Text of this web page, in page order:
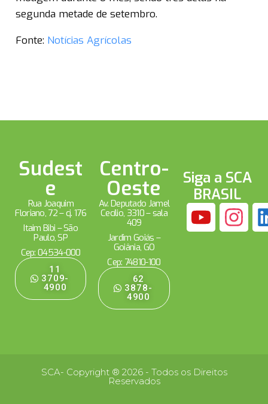
segunda metade de setembro.
Fonte: Notícias Agrícolas
Sudest
e
Rua Joaquim
Floriano, 72 – cj. 176
Itaim Bibi – São
Paulo, SP
Cep: 04534-000
11
3709-
4900
Centro-
Oeste
Av. Deputado Jamel
Cecílio, 3310 – sala
409
Jardim Goiás –
Goiânia, GO
Cep: 74810-100
62
3878-
4900
Siga a SCA
BRASIL
SCA- Copyright ® 2026 - Todos os Direitos
Reservados